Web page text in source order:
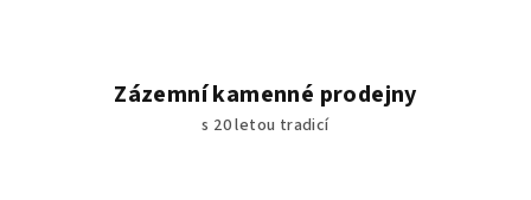
Zázemní kamenné prodejny
s 20 letou tradicí